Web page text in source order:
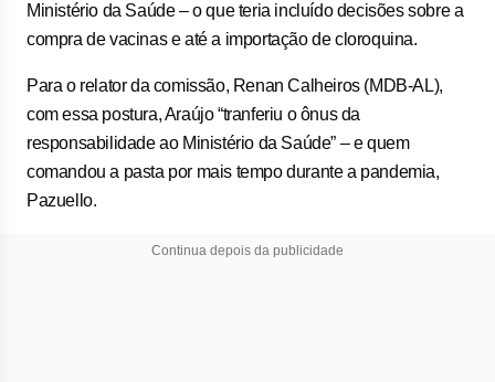
Ministério da Saúde – o que teria incluído decisões sobre a
compra de vacinas e até a importação de cloroquina.
Para o relator da comissão, Renan Calheiros (MDB-AL),
com essa postura, Araújo “tranferiu o ônus da
responsabilidade ao Ministério da Saúde” – e quem
comandou a pasta por mais tempo durante a pandemia,
Pazuello.
Continua depois da publicidade